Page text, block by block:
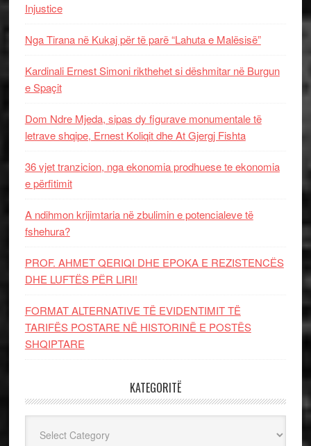
Injustice
Nga Tirana në Kukaj për të parë “Lahuta e Malësisë”
Kardinali Ernest Simoni rikthehet si dëshmitar në Burgun
e Spaçit
Dom Ndre Mjeda, sipas dy figurave monumentale të
letrave shqipe, Ernest Koliqit dhe At Gjergj Fishta
36 vjet tranzicion, nga ekonomia prodhuese te ekonomia
e përfitimit
A ndihmon krijimtaria në zbulimin e potencialeve të
fshehura?
PROF. AHMET QERIQI DHE EPOKA E REZISTENCЁS
DHE LUFTЁS PЁR LIRI!
FORMAT ALTERNATIVE TË EVIDENTIMIT TË
TARIFËS POSTARE NË HISTORINË E POSTËS
SHQIPTARE
KATEGORITË